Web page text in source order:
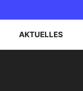
AKTUELLES